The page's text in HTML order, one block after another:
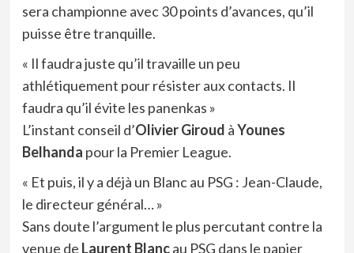
sera championne avec 30 points d’avances, qu’il
puisse être tranquille.
« Il faudra juste qu’il travaille un peu
athlétiquement pour résister aux contacts. Il
faudra qu’il évite les panenkas »
L’instant conseil d’Olivier Giroud àYounes
Belhanda pour la Premier League.
« Et puis, il y a déjà un Blanc au PSG : Jean-Claude,
le directeur général… »
Sans doute l’argument le plus percutant contre la
venue de Laurent Blancau PSG dans le papier